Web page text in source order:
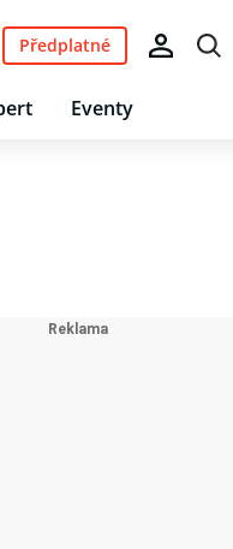
Eventy
Předplatné